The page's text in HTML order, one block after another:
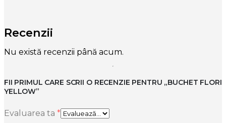
Recenzii
Nu există recenzii până acum.
FII PRIMUL CARE SCRII O RECENZIE PENTRU „BUCHET FLORI
YELLOW”
Evaluarea ta *